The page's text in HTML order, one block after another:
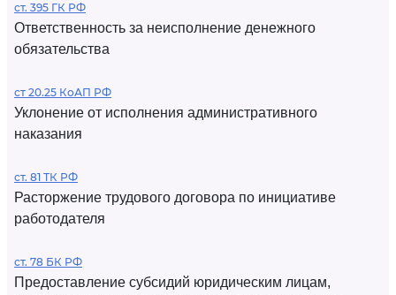
ст. 395 ГК РФ
Ответственность за неисполнение денежного
обязательства
ст 20.25 КоАП РФ
Уклонение от исполнения административного
наказания
ст. 81 ТК РФ
Расторжение трудового договора по инициативе
работодателя
ст. 78 БК РФ
Предоставление субсидий юридическим лицам,